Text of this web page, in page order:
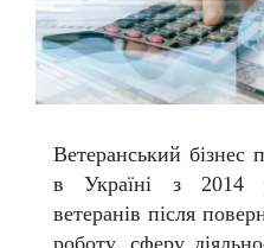
Ветеранський бізнес
в Україні з 2014
ветеранів після
роботу, сферу